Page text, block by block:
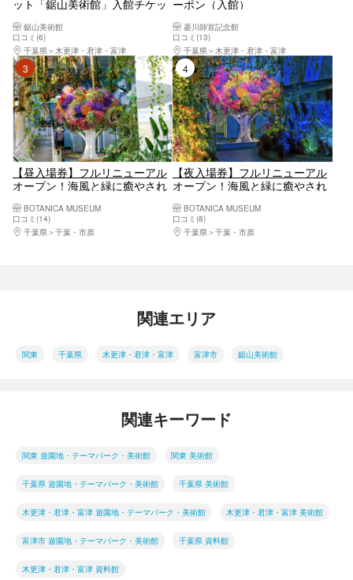
ット「鋸山美術館」入館チケッ
鋸山美術館
口コミ(6)
千葉県
木更津・君津・富津
ーポン（入館）
菱川師宣記念館
口コミ(13)
千葉県
木更津・君津・富津
3位
【昼入場券】フルリニューアル
オープン！海風と緑に癒やされ
「BOTANICA MUSEUM」入場
券
BOTANICA MUSEUM
口コミ(14)
千葉県
千葉・市原
4位
【夜入場券】フルリニューアル
オープン！海風と緑に癒やされ
「BOTANICA MUSEUM」入場
券
BOTANICA MUSEUM
口コミ(8)
千葉県
千葉・市原
関連エリア
関東 千葉県 木更津・君津・富津 富津市 鋸山美術館
関連キーワード
関東 遊園地・テーマパーク・美術館 関東 美術館
千葉県 遊園地・テーマパーク・美術館 千葉県 美術館
木更津・君津・富津 遊園地・テーマパーク・美術館 木更津・君津・富津 美術館
富津市 遊園地・テーマパーク・美術館 千葉県 資料館
木更津・君津・富津 資料館